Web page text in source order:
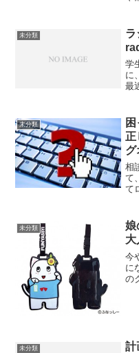
解
ー
未分類
ラ
学
に
最
い
快
未分類
正
グ
相
て
て
た
ド
未分類
娘
大
今
に
の
未分類
計